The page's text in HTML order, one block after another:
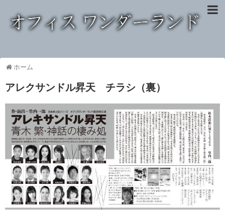
ホーム
アレクサンドル昇天 チラシ（裏）